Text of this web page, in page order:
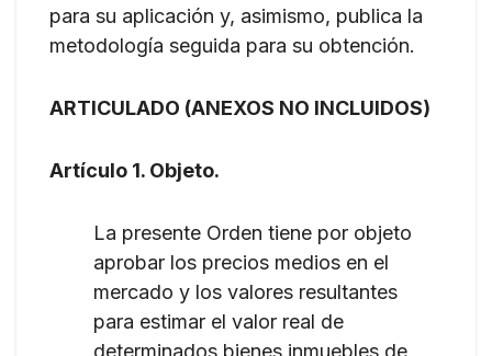
para su aplicación y, asimismo, publica la
metodología seguida para su obtención.
ARTICULADO (ANEXOS NO INCLUIDOS)
Artículo 1. Objeto.
La presente Orden tiene por objeto
aprobar los precios medios en el
mercado y los valores resultantes
para estimar el valor real de
determinados bienes inmuebles de